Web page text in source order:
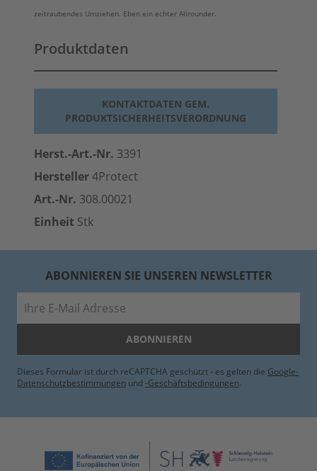
zeitraubendes Umziehen. Eben ein echter Allrounder.
Produktdaten
KONTAKTDATEN GEM.
PRODUKTSICHERHEITSVERORDNUNG
Herst.-Art.-Nr. 3391
Hersteller4Protect
Art.-Nr. 308.00021
Einheit Stk
ABONNIEREN SIE UNSEREN NEWSLETTER
ABONNIEREN
Dieses Formular ist durch reCAPTCHA geschützt - es gelten die Google-
Datenschutzbestimmungen und -Geschäftsbedingungen.